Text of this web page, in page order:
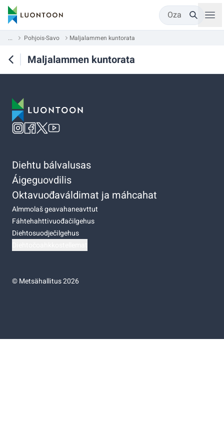
Oza
... Pohjois-Savo Maljalammen kuntorata
Maljalammen kuntorata
Diehtu bálvalusas
Áigeguovdilis
Oktavuođaváldimat ja máhcahat
Almmolaš geavahaneavttut
Fáhtehahttivuođačilgehus
Diehtosuodječilgehus
©Metsähallitus 2026